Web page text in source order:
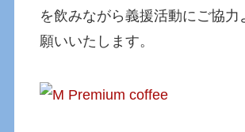
を飲みながら義援活動にご協力
願いいたします。